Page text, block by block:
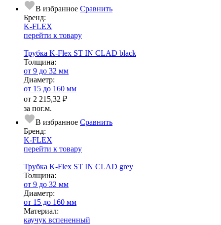
В избранное Сравнить
Бренд:
K-FLEX
перейти к товару
Трубка K-Flex ST IN CLAD black
Тол­щи­на:
от 9 до 32 мм
Диаметр:
от 15 до 160 мм
от 2 215,32 ₽
за пог.м.
В избранное Сравнить
Бренд:
K-FLEX
перейти к товару
Трубка K-Flex ST IN CLAD grey
Тол­щи­на:
от 9 до 32 мм
Диаметр:
от 15 до 160 мм
Ма­­те­­ри­­ал:
каучук вспененный